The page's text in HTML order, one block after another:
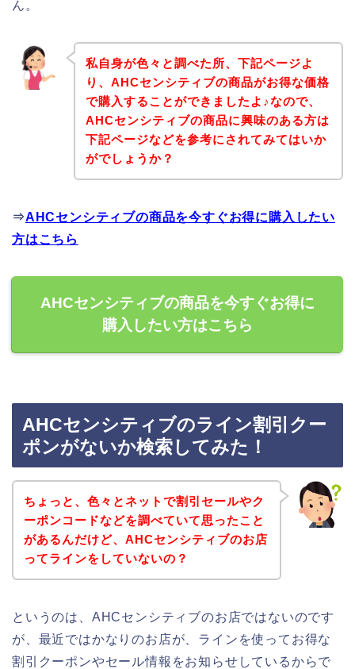
ん。
私自身が色々と調べた所、下記ページよ
り、AHCセンシティブの商品がお得な価格
で購入することができましたよ♪なので、
AHCセンシティブの商品に興味のある方は
下記ページなどを参考にされてみてはいか
がでしょうか？
⇒AHCセンシティブの商品を今すぐお得に購入したい
方はこちら
AHCセンシティブの商品を今すぐお得に
購入したい方はこちら
AHCセンシティブのライン割引クー
ポンがないか検索してみた！
ちょっと、色々とネットで割引セールやク
ーポンコードなどを調べていて思ったこと
があるんだけど、AHCセンシティブのお店
ってラインをしていないの？
というのは、AHCセンシティブのお店ではないのです
が、最近ではかなりのお店が、ラインを使ってお得な
割引クーポンやセール情報をお知らせしているからで